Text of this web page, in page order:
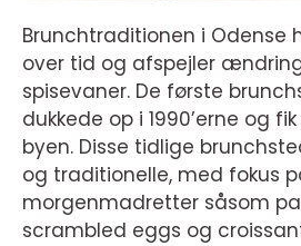
Brunchtraditionen i Odense
over tid og afspejler
spisevaner. De første
dukkede op i 1990’erne og
byen. Disse tidlige
og traditionelle, med fokus
morgenmadretter såsom
scrambled eggs og